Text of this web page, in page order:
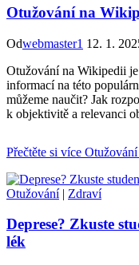
Otužování na
Odwebmaster1 12. 1.
Otužování na Wikipedii
informací na této
můžeme naučit? Jak
k objektivitě a relevanci
Přečtěte si více
Otužování| Zdraví
Deprese? Zkuste
lék